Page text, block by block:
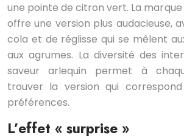
une pointe de citron vert. La marque
offre une version plus audacieuse,
cola et de réglisse qui se mêlent
aux agrumes. La diversité des
saveur arlequin permet à
trouver la version qui
préférences.
L’effet « surprise »